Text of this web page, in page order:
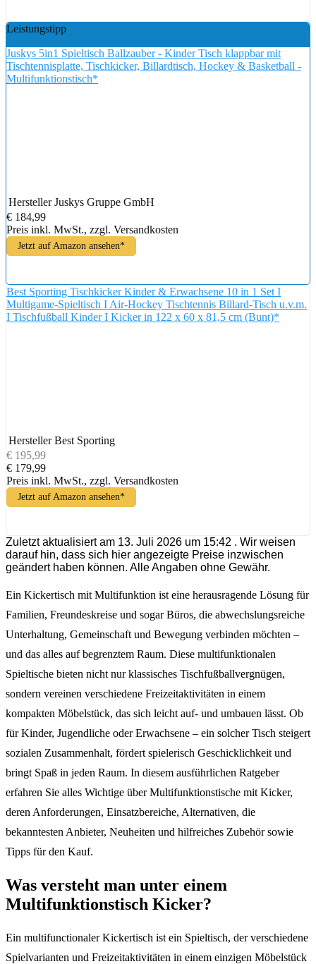
Leistungstipp
Juskys 5in1 Spieltisch Ballzauber - Kinder Tisch klappbar mit
Tischtennisplatte, Tischkicker, Billardtisch, Hockey & Basketball -
Multifunktionstisch*
Hersteller Juskys Gruppe GmbH
€ 184,99
Preis inkl. MwSt., zzgl. Versandkosten
Jetzt auf Amazon ansehen*
Best Sporting Tischkicker Kinder & Erwachsene 10 in 1 Set I
Multigame-Spieltisch I Air-Hockey Tischtennis Billard-Tisch u.v.m.
I Tischfußball Kinder I Kicker in 122 x 60 x 81,5 cm (Bunt)*
Hersteller Best Sporting
€ 195,99
€ 179,99
Preis inkl. MwSt., zzgl. Versandkosten
Jetzt auf Amazon ansehen*
Zuletzt aktualisiert am 13. Juli 2026 um 15:42 . Wir weisen
darauf hin, dass sich hier angezeigte Preise inzwischen
geändert haben können. Alle Angaben ohne Gewähr.
Ein Kickertisch mit Multifunktion ist eine herausragende Lösung für
Familien, Freundeskreise und sogar Büros, die abwechslungsreiche
Unterhaltung, Gemeinschaft und Bewegung verbinden möchten –
und das alles auf begrenztem Raum. Diese multifunktionalen
Spieltische bieten nicht nur klassisches Tischfußballvergnügen,
sondern vereinen verschiedene Freizeitaktivitäten in einem
kompakten Möbelstück, das sich leicht auf- und umbauen lässt. Ob
für Kinder, Jugendliche oder Erwachsene – ein solcher Tisch steigert
sozialen Zusammenhalt, fördert spielerisch Geschicklichkeit und
bringt Spaß in jeden Raum. In diesem ausführlichen Ratgeber
erfahren Sie alles Wichtige über Multifunktionstische mit Kicker,
deren Anforderungen, Einsatzbereiche, Alternativen, die
bekanntesten Anbieter, Neuheiten und hilfreiches Zubehör sowie
Tipps für den Kauf.
Was versteht man unter einem
Multifunktionstisch Kicker?
Ein multifunctionaler Kickertisch ist ein Spieltisch, der verschiedene
Spielvarianten und Freizeitaktivitäten in einem einzigen Möbelstück